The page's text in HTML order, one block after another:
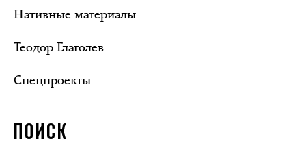
Нативные материалы
Теодор Глаголев
Спецпроекты
ПОИСК